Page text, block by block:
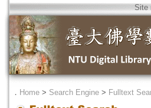
Site
． Home > Search Engine > Fulltext